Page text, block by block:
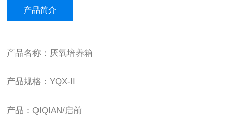
产品简介
产品名称：厌氧培养箱
产品规格：YQX-II
产品：QIQIAN/启前